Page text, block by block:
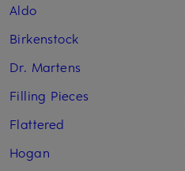
Aldo
Birkenstock
Dr. Martens
Filling Pieces
Flattered
Hogan